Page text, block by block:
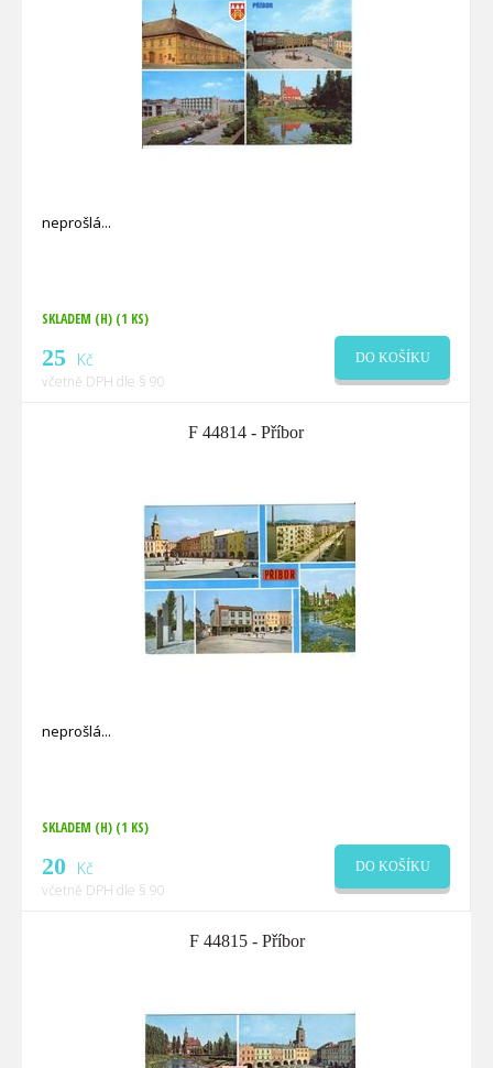
neprošlá
SKLADEM (H) (1 KS)
25 Kč
včetně DPH dle § 90
DO KOŠÍKU
F 44814 - Příbor
neprošlá
SKLADEM (H) (1 KS)
20 Kč
včetně DPH dle § 90
DO KOŠÍKU
F 44815 - Příbor